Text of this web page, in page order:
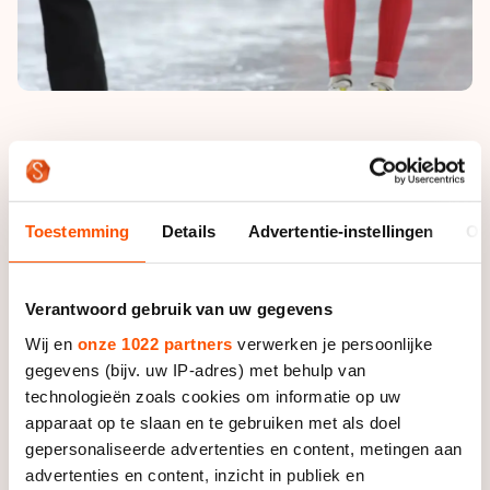
Toestemming Details Advertentie-instellingen
Verantwoord gebruik van uw gegevens
Wij en onze 1022 partners verwerken je persoonlijke
gegevens (bijv. uw IP-adres) met behulp van
technologieën zoals cookies om informatie op uw
apparaat op te slaan en te gebruiken met als doel
gepersonaliseerde advertenties en content, metingen aan
advertenties en content, inzicht in publiek en
gemaakt en maakte hij al een sterke indruk, maar in de
aanloop naar het WK had hij wederom weinig op het ijs
gestaan omdat hij tentamens moest maken voor zijn
studie. Zijn bijzonder goede vorm leek dus weer uit de
“Ik sta inderdaad maar weinig op het ijs. Zeker in
vergelijking met de Nederlanders heb ik weinig
kwantiteit aan schaatstijd, maar de momenten dat ik
op het ijs sta benutten we heel efficiënt. Bovendien
hebben we een bijzonder strak trainingsschema. Zo is
mijn training altijd van hoog niveau.”